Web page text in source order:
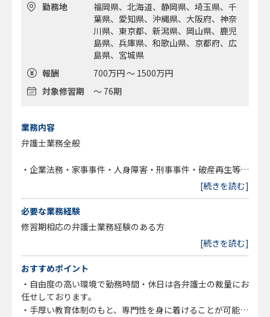
いし、仕事をゼロから取る苦労もないので、そこは自分的に
はフィットするし有難い
＊【報酬など】相応に稼ぎたいと希望する人＝ 相応の忙し
さは当然ある。そうでない人も、組織としては調整しやすい
ので活躍の場が拡がる
■定時や時短勤務 相談可
■就業環境：自由度が高い、風通しが良い
勤務地
福岡県、北海道、静岡県、埼玉県、千
葉県、愛知県、沖縄県、大阪府、神奈
川県、東京都、新潟県、岡山県、鹿児
島県、兵庫県、和歌山県、京都府、広
島県、宮城県
報酬
700万円 ～ 1500万円
対象修習期
～ 76期
業務内容
弁護士業務全般
・企業法務・家事事件・人身障害・刑事事件・破産再生等幅
・顧問先は事務所全体で150社を超えており、誰もが知る有
名企業から中小企業と幅広です。
[続きを読む]
必要な業務経験
修習期相応の弁護士業務経験のある方
[続きを読む]
おすすめポイント
・自由度の高い環境で勤務時間・休日は各弁護士の裁量にお
任せしております。
・手厚い教育体制のもと、専門性を身に着けることが可能で